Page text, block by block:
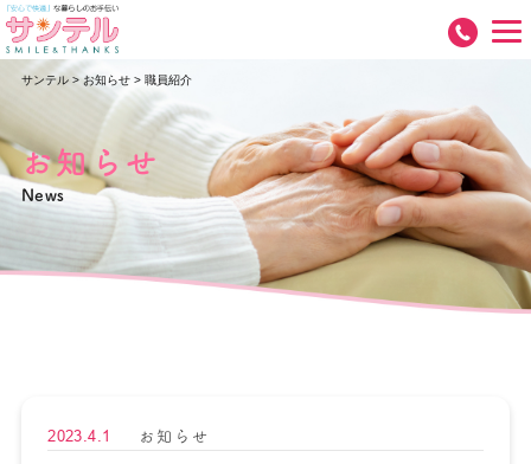
サンテル>お知らせ> 職員紹介
お知らせ
News
2023.4.1 お知らせ